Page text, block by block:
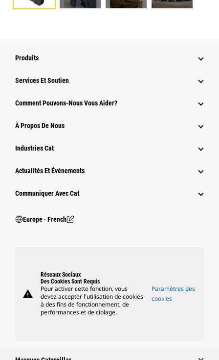
Produits
Services Et Soutien
Comment Pouvons-Nous Vous Aider?
À Propos De Nous
Industries Cat
Actualités Et Événements
Communiquer Avec Cat
Europe ‧ French
warning
Réseaux Sociaux
Des Cookies Sont Requis
Pour activer cette fonction, vous
devez accepter l'utilisation de cookies
à des fins de fonctionnement, de
performances et de ciblage.
Paramètres des
cookies